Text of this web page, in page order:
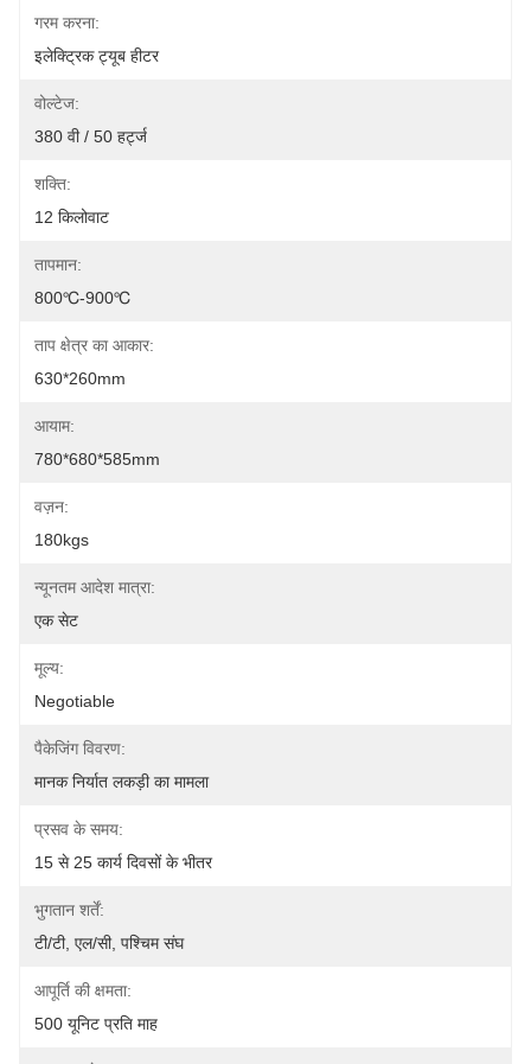
गरम करना:
इलेक्ट्रिक ट्यूब हीटर
वोल्टेज:
380 वी / 50 हर्ट्ज
शक्ति:
12 किलोवाट
तापमान:
800℃-900℃
ताप क्षेत्र का आकार:
630*260mm
आयाम:
780*680*585mm
वज़न:
180kgs
न्यूनतम आदेश मात्रा:
एक सेट
मूल्य:
Negotiable
पैकेजिंग विवरण:
मानक निर्यात लकड़ी का मामला
प्रसव के समय:
15 से 25 कार्य दिवसों के भीतर
भुगतान शर्तें:
टी/टी, एल/सी, पश्चिम संघ
आपूर्ति की क्षमता:
500 यूनिट प्रति माह